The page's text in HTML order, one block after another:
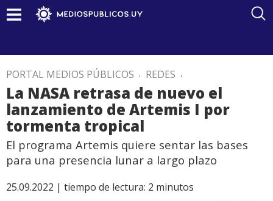
PORTAL MEDIOS PÚBLICOS . REDES .
La NASA retrasa de nuevo el
lanzamiento de Artemis I por
tormenta tropical
El programa Artemis quiere sentar las bases
para una presencia lunar a largo plazo
25.09.2022 | tiempo de lectura: 2 minutos